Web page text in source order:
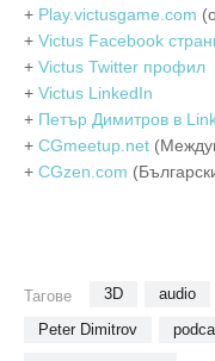
+ Play.victusgame.com
+ Victus Facebook
+ Victus Twitter профил
+ Victus LinkedIn
+ Петър Димитров в
+ CGmeetup.net
+ CGzen.com
Тагове 3D audio
Peter Dimitrov